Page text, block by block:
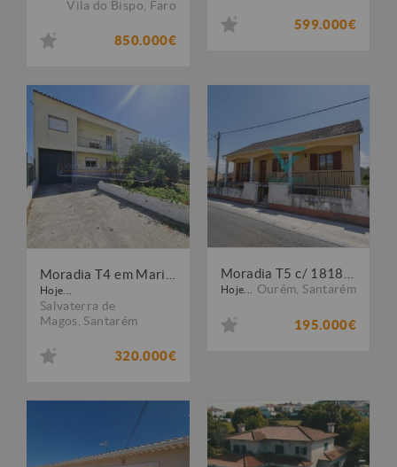
Vila do Bispo Faro
850.000€
599.000€
Hoje...
Salvaterra de
Magos Santarém
320.000€
Hoje... Ourém Santarém
195.000€